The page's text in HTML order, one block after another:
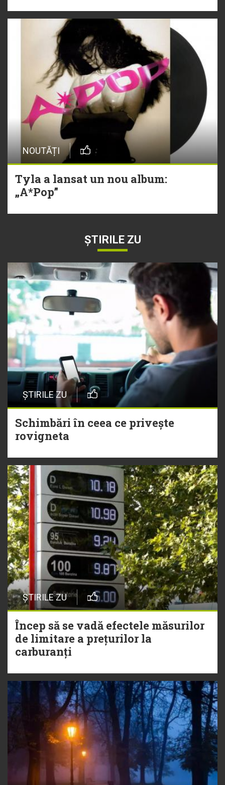
NOUTĂȚI
Tyla a lansat un nou album:
„A*Pop”
ȘTIRILE ZU
ȘTIRILE ZU
Schimbări în ceea ce privește
rovigneta
ȘTIRILE ZU
Încep să se vadă efectele măsurilor
de limitare a prețurilor la
carburanți